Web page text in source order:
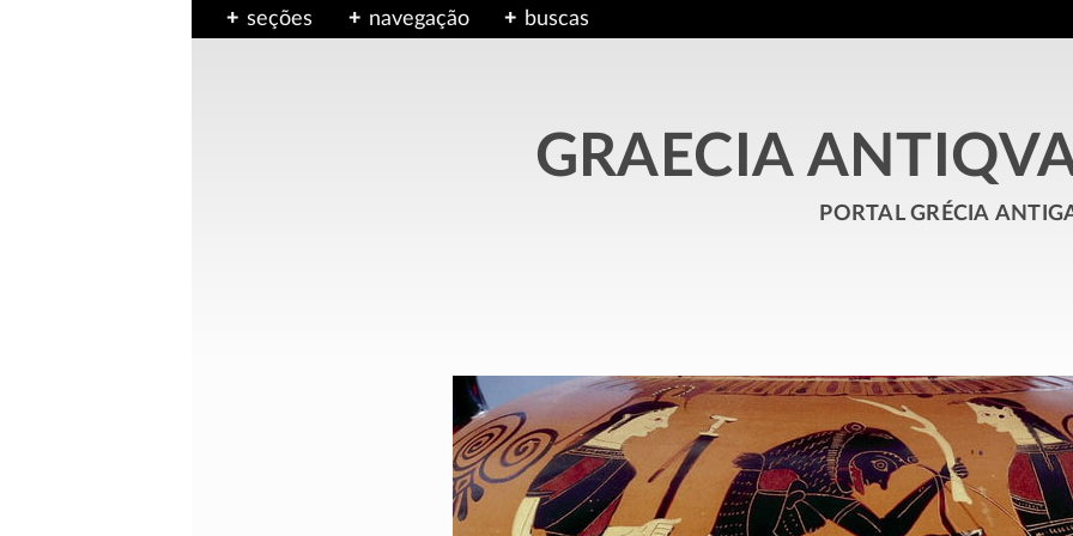
seções navegação buscas
GRAECIA
portal grécia